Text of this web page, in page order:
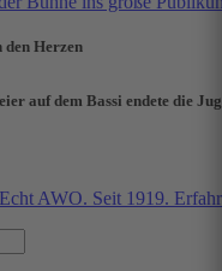
den Herzen
auf dem Bassi endete die